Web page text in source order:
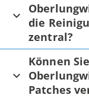
die
zentral?
Können
Patches